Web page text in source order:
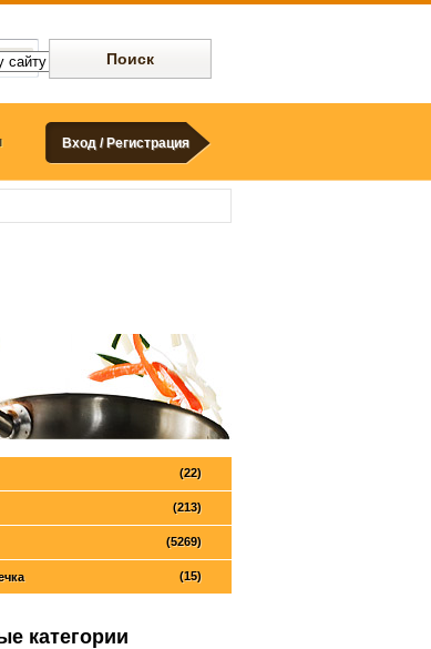
Вход / Регистрация
(22)
(213)
(5269)
(15)
категории